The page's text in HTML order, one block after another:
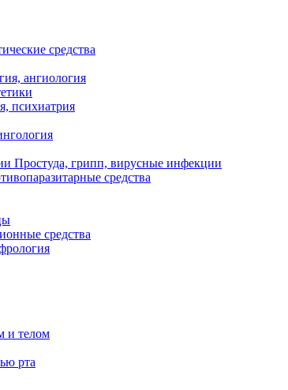
средства
ангиология
психиатрия
Простуда, грипп, вирусные инфекции
средства
средства
и телом
рта